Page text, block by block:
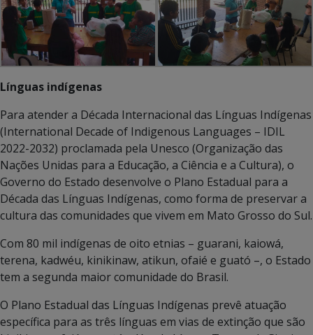
Línguas indígenas
Para atender a Década Internacional das Línguas Indígenas
(International Decade of Indigenous Languages – IDIL
2022-2032) proclamada pela Unesco (Organização das
Nações Unidas para a Educação, a Ciência e a Cultura), o
Governo do Estado desenvolve o Plano Estadual para a
Década das Línguas Indígenas, como forma de preservar a
cultura das comunidades que vivem em Mato Grosso do Sul.
Com 80 mil indígenas de oito etnias – guarani, kaiowá,
terena, kadwéu, kinikinaw, atikun, ofaié e guató –, o Estado
tem a segunda maior comunidade do Brasil.
O Plano Estadual das Línguas Indígenas prevê atuação
específica para as três línguas em vias de extinção que são